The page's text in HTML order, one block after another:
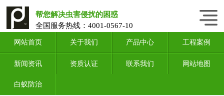
帮您解决虫害侵扰的困惑
全国服务热线：4001-0567-10
网站首页 关于我们 产品中心 工程案例
新闻资讯 资质认证 联系我们 网站地图
白蚁防治